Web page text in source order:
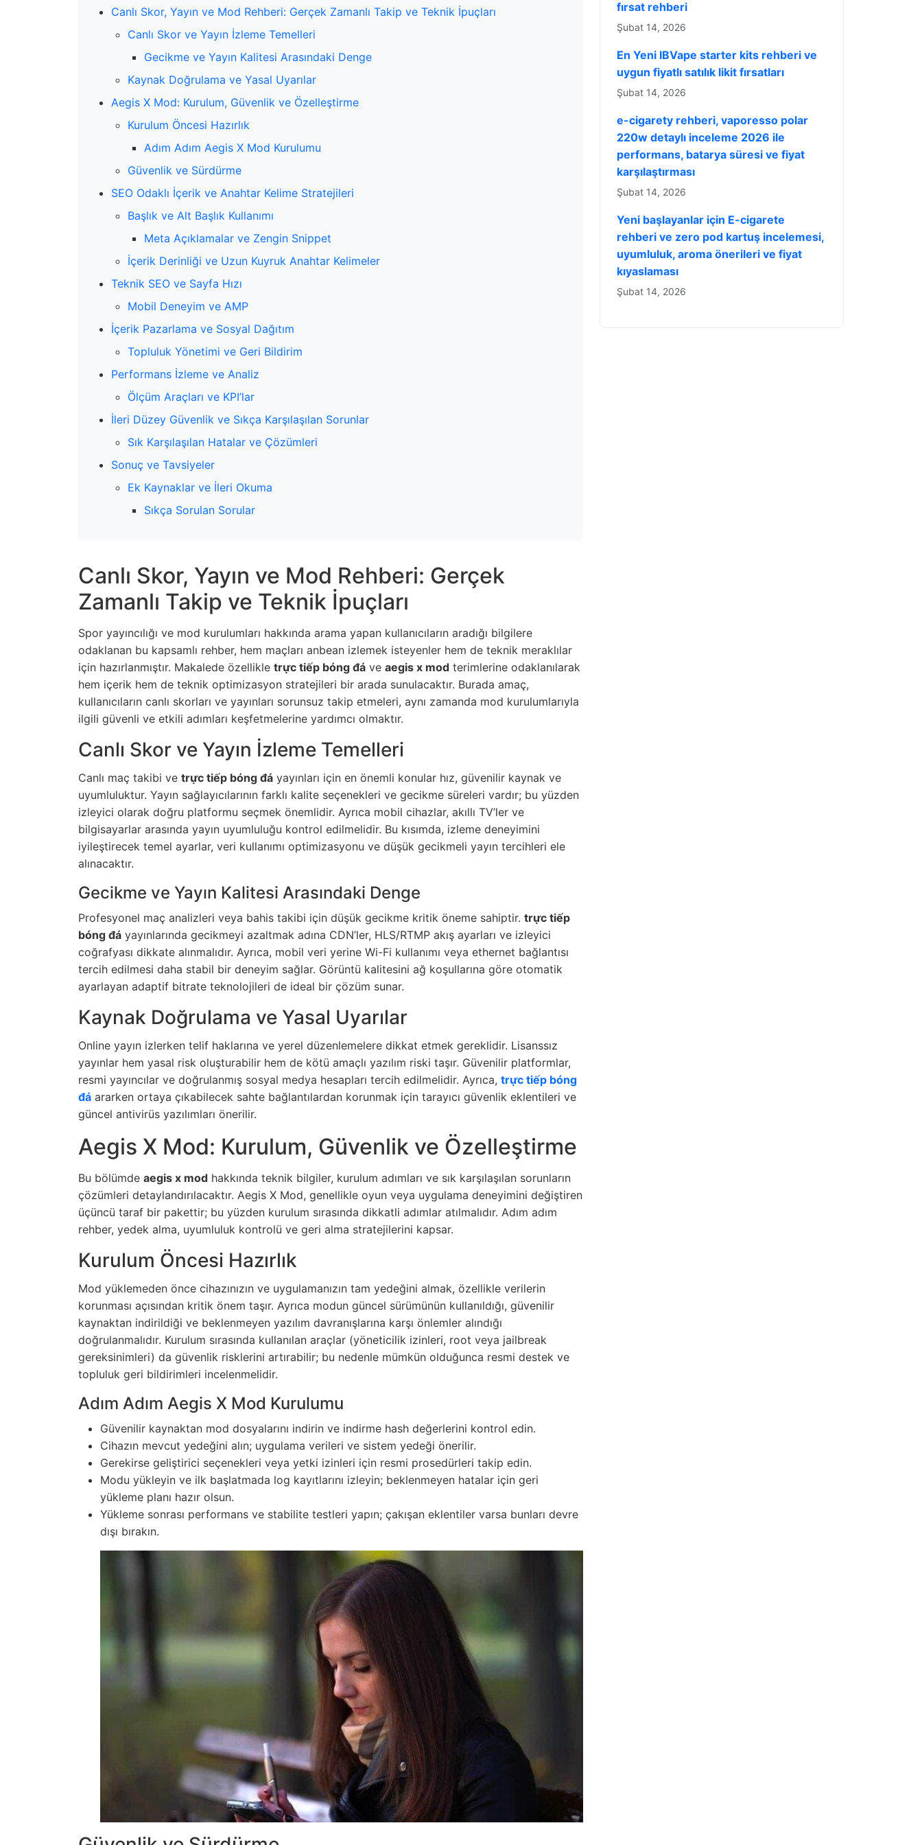
Canlı Skor, Yayın ve Mod Rehberi: Gerçek Zamanlı Takip ve Teknik İpuçları
Canlı Skor ve Yayın İzleme Temelleri
Gecikme ve Yayın Kalitesi Arasındaki Denge
Kaynak Doğrulama ve Yasal Uyarılar
Aegis X Mod: Kurulum, Güvenlik ve Özelleştirme
Kurulum Öncesi Hazırlık
Adım Adım Aegis X Mod Kurulumu
Güvenlik ve Sürdürme
SEO Odaklı İçerik ve Anahtar Kelime Stratejileri
Başlık ve Alt Başlık Kullanımı
Meta Açıklamalar ve Zengin Snippet
İçerik Derinliği ve Uzun Kuyruk Anahtar Kelimeler
Teknik SEO ve Sayfa Hızı
Mobil Deneyim ve AMP
İçerik Pazarlama ve Sosyal Dağıtım
Topluluk Yönetimi ve Geri Bildirim
Performans İzleme ve Analiz
Ölçüm Araçları ve KPI’lar
İleri Düzey Güvenlik ve Sıkça Karşılaşılan Sorunlar
Sık Karşılaşılan Hatalar ve Çözümleri
Sonuç ve Tavsiyeler
Ek Kaynaklar ve İleri Okuma
Sıkça Sorulan Sorular
Canlı Skor, Yayın ve Mod Rehberi: Gerçek
Zamanlı Takip ve Teknik İpuçları
Spor yayıncılığı ve mod kurulumları hakkında arama yapan kullanıcıların aradığı bilgilere
odaklanan bu kapsamlı rehber, hem maçları anbean izlemek isteyenler hem de teknik meraklılar
için hazırlanmıştır. Makalede özellikle trực tiếp bóng đá ve aegis x mod terimlerine odaklanılarak
hem içerik hem de teknik optimizasyon stratejileri bir arada sunulacaktır. Burada amaç,
kullanıcıların canlı skorları ve yayınları sorunsuz takip etmeleri, aynı zamanda mod kurulumlarıyla
ilgili güvenli ve etkili adımları keşfetmelerine yardımcı olmaktır.
Canlı Skor ve Yayın İzleme Temelleri
Canlı maç takibi ve trực tiếp bóng đá yayınları için en önemli konular hız, güvenilir kaynak ve
uyumluluktur. Yayın sağlayıcılarının farklı kalite seçenekleri ve gecikme süreleri vardır; bu yüzden
izleyici olarak doğru platformu seçmek önemlidir. Ayrıca mobil cihazlar, akıllı TV’ler ve
bilgisayarlar arasında yayın uyumluluğu kontrol edilmelidir. Bu kısımda, izleme deneyimini
iyileştirecek temel ayarlar, veri kullanımı optimizasyonu ve düşük gecikmeli yayın tercihleri ele
alınacaktır.
Gecikme ve Yayın Kalitesi Arasındaki Denge
Profesyonel maç analizleri veya bahis takibi için düşük gecikme kritik öneme sahiptir. trực tiếp
bóng đá yayınlarında gecikmeyi azaltmak adına CDN’ler, HLS/RTMP akış ayarları ve izleyici
coğrafyası dikkate alınmalıdır. Ayrıca, mobil veri yerine Wi-Fi kullanımı veya ethernet bağlantısı
tercih edilmesi daha stabil bir deneyim sağlar. Görüntü kalitesini ağ koşullarına göre otomatik
ayarlayan adaptif bitrate teknolojileri de ideal bir çözüm sunar.
Kaynak Doğrulama ve Yasal Uyarılar
Online yayın izlerken telif haklarına ve yerel düzenlemelere dikkat etmek gereklidir. Lisanssız
yayınlar hem yasal risk oluşturabilir hem de kötü amaçlı yazılım riski taşır. Güvenilir platformlar,
resmi yayıncılar ve doğrulanmış sosyal medya hesapları tercih edilmelidir. Ayrıca, trực tiếp bóng
đá ararken ortaya çıkabilecek sahte bağlantılardan korunmak için tarayıcı güvenlik eklentileri ve
güncel antivirüs yazılımları önerilir.
Aegis X Mod: Kurulum, Güvenlik ve Özelleştirme
Bu bölümde aegis x mod hakkında teknik bilgiler, kurulum adımları ve sık karşılaşılan sorunların
çözümleri detaylandırılacaktır. Aegis X Mod, genellikle oyun veya uygulama deneyimini değiştiren
üçüncü taraf bir pakettir; bu yüzden kurulum sırasında dikkatli adımlar atılmalıdır. Adım adım
rehber, yedek alma, uyumluluk kontrolü ve geri alma stratejilerini kapsar.
Kurulum Öncesi Hazırlık
Mod yüklemeden önce cihazınızın ve uygulamanızın tam yedeğini almak, özellikle verilerin
korunması açısından kritik önem taşır. Ayrıca modun güncel sürümünün kullanıldığı, güvenilir
kaynaktan indirildiği ve beklenmeyen yazılım davranışlarına karşı önlemler alındığı
doğrulanmalıdır. Kurulum sırasında kullanılan araçlar (yöneticilik izinleri, root veya jailbreak
gereksinimleri) da güvenlik risklerini artırabilir; bu nedenle mümkün olduğunca resmi destek ve
topluluk geri bildirimleri incelenmelidir.
Adım Adım Aegis X Mod Kurulumu
Güvenilir kaynaktan mod dosyalarını indirin ve indirme hash değerlerini kontrol edin.
Cihazın mevcut yedeğini alın; uygulama verileri ve sistem yedeği önerilir.
Gerekirse geliştirici seçenekleri veya yetki izinleri için resmi prosedürleri takip edin.
Modu yükleyin ve ilk başlatmada log kayıtlarını izleyin; beklenmeyen hatalar için geri
yükleme planı hazır olsun.
Yükleme sonrası performans ve stabilite testleri yapın; çakışan eklentiler varsa bunları devre
dışı bırakın.
fırsat rehberi
Şubat 14, 2026
En Yeni IBVape starter kits rehberi ve
uygun fiyatlı satılık likit fırsatları
Şubat 14, 2026
e-cigarety rehberi, vaporesso polar
220w detaylı inceleme 2026 ile
performans, batarya süresi ve fiyat
karşılaştırması
Şubat 14, 2026
Yeni başlayanlar için E-cigarete
rehberi ve zero pod kartuş incelemesi,
uyumluluk, aroma önerileri ve fiyat
kıyaslaması
Şubat 14, 2026